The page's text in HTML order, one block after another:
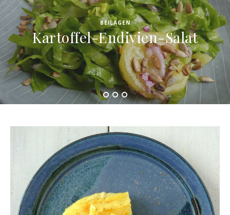
BEILAGEN
Kartoffel-Endivien-Salat